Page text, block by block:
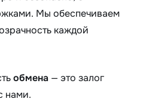
Мы обеспечиваем
каждой
обмена — это залог
нами.